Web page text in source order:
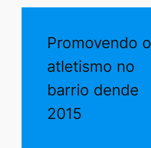
Promovendo o
atletismo no
barrio dende
2015